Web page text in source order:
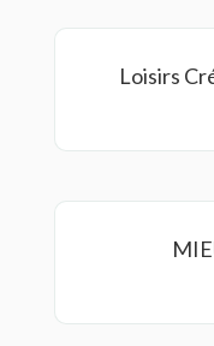
Loisirs